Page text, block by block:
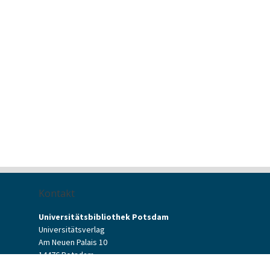
Kontakt
Universitätsbibliothek Potsdam
Universitätsverlag
Am Neuen Palais 10
14476 Potsdam